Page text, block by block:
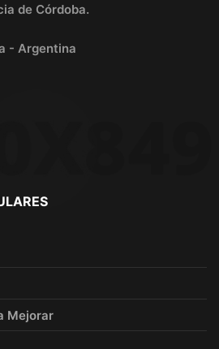
de Córdoba.
- Argentina
Mejorar